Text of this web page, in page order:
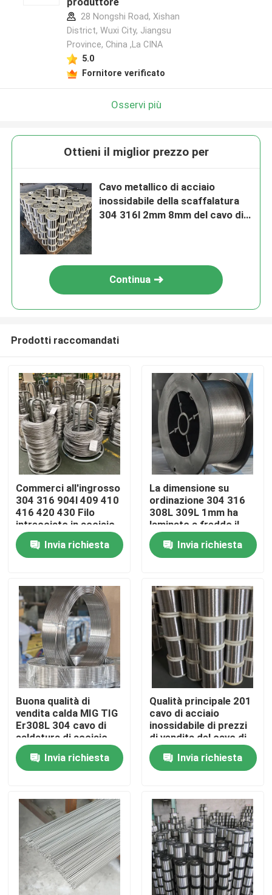
Casa
Contatti
Prodotti
Video
Bobina di acciaio inossidabile
striscia di acciaio inossidabile
Piatto dello strato di acciaio inossidabile
strato decorativo di acciaio inossidabile
Acciaio inossidabile resistente all' ingiallimento
28 Nongshi Road, Xishan
District, Wuxi City, Jiangsu
Province, China ,La CINA
5.0
Fornitore verificato
Osservi più
Ottieni il miglior prezzo per
Cavo metallico di acciaio
inossidabile della scaffalatura
304 316l 2mm 8mm del cavo di
Continua
Prodotti raccomandati
Commerci all'ingrosso
304 316 904l 409 410
416 420 430 Filo
intrecciato in acciaio
inossidabile da 12 mm
Invia richiesta
La dimensione su
ordinazione 304 316
308L 309L 1mm ha
laminato a freddo il
cavo di saldatura di
acciaio inossidabile
Invia richiesta
Buona qualità di
vendita calda MIG TIG
Er308L 304 cavo di
saldatura di acciaio
inossidabile 316 316l
Invia richiesta
Qualità principale 201
cavo di acciaio
inossidabile di prezzi
di vendita del cavo di
saldatura di acciaio
inossidabile 304 316L
buon
Invia richiesta